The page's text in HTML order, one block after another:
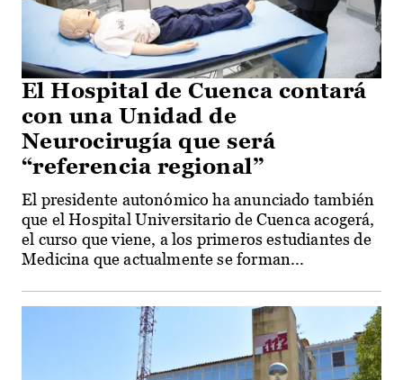
El Hospital de Cuenca contará
con una Unidad de
Neurocirugía que será
“referencia regional”
El presidente autonómico ha anunciado también
que el Hospital Universitario de Cuenca acogerá,
el curso que viene, a los primeros estudiantes de
Medicina que actualmente se forman...